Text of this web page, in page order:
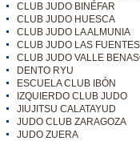
CLUB JUDO BINÉFAR
CLUB JUDO HUESCA
CLUB JUDO LA ALMUNIA
CLUB JUDO LAS FUENTES
CLUB JUDO VALLE
DENTO RYU
ESCUELA CLUB IBÓN
IZQUIERDO CLUB JUDO
JIUJITSU CALATAYUD
JUDO CLUB ZARAGOZA
JUDO ZUERA